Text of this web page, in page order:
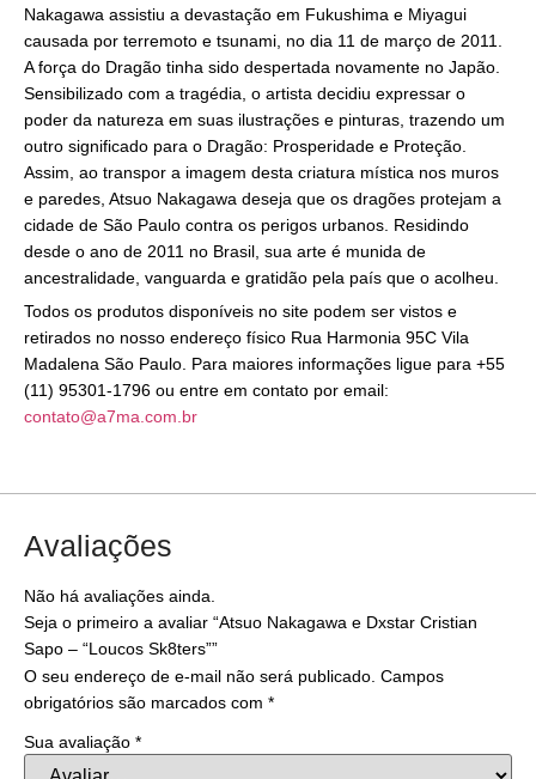
Nakagawa assistiu a devastação em Fukushima e Miyagui
causada por terremoto e tsunami, no dia 11 de março de 2011.
A força do Dragão tinha sido despertada novamente no Japão.
Sensibilizado com a tragédia, o artista decidiu expressar o
poder da natureza em suas ilustrações e pinturas, trazendo um
outro significado para o Dragão: Prosperidade e Proteção.
Assim, ao transpor a imagem desta criatura mística nos muros
e paredes, Atsuo Nakagawa deseja que os dragões protejam a
cidade de São Paulo contra os perigos urbanos. Residindo
desde o ano de 2011 no Brasil, sua arte é munida de
ancestralidade, vanguarda e gratidão pela país que o acolheu.
Todos os produtos disponíveis no site podem ser vistos e
retirados no nosso endereço físico Rua Harmonia 95C Vila
Madalena São Paulo. Para maiores informações ligue para +55
(11) 95301-1796 ou entre em contato por email:
contato@a7ma.com.br
Avaliações
Não há avaliações ainda.
Seja o primeiro a avaliar “Atsuo Nakagawa e Dxstar Cristian
Sapo – “Loucos Sk8ters””
O seu endereço de e-mail não será publicado. Campos
obrigatórios são marcados com *
Sua avaliação *